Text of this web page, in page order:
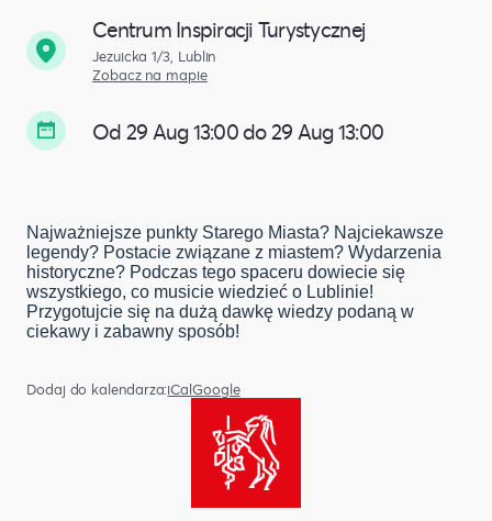
Centrum Inspiracji Turystycznej
Jezuicka 1/3, Lublin
Zobacz na mapie
Od 29 Aug 13:00 do 29 Aug 13:00
Najważniejsze punkty Starego Miasta? Najciekawsze
legendy? Postacie związane z miastem? Wydarzenia
historyczne? Podczas tego spaceru dowiecie się
wszystkiego, co musicie wiedzieć o Lublinie!
Przygotujcie się na dużą dawkę wiedzy podaną w
ciekawy i zabawny sposób!
Dodaj do kalendarza:iCalGoogle